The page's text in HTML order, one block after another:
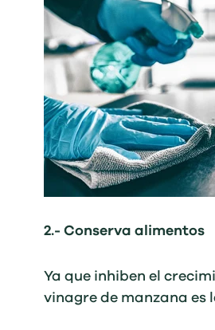
2.- Conserva alimentos
Ya que inhiben el
vinagre de manzana es